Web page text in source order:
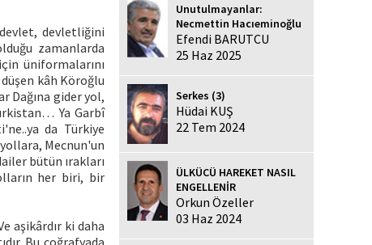
devletliğini
zamanlarda
üniformalarını
kâh Köroğlu
Dağına gider yol,
Ya Garbî
da Türkiye
Mecnun'un
bütün ırakları
her biri, bir
aşikârdır ki daha
Unutulmayanlar:
Necmettin Hacıeminoğlu
Efendi BARUTCU
25 Haz 2025
Serkes (3)
Hüdai KUŞ
22 Tem 2024
ÜLKÜCÜ HAREKET NASIL
ENGELLENİR
Orkun Özeller
03 Haz 2024